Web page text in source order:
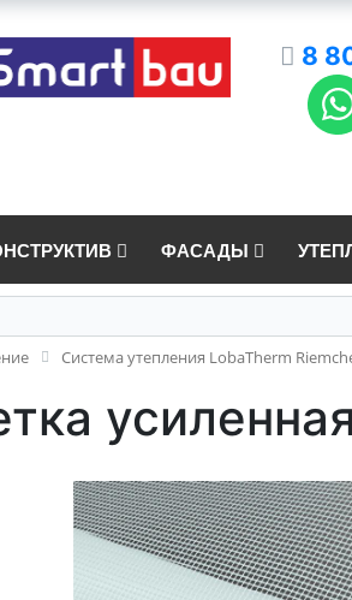
8
ФАСАДЫ
Система утепления LobaTherm